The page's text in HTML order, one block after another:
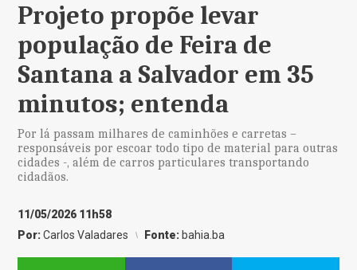
Projeto propõe levar
população de Feira de
Santana a Salvador em 35
minutos; entenda
Por lá passam milhares de caminhões e carretas –
responsáveis por escoar todo tipo de material para outras
cidades -, além de carros particulares transportando
cidadãos.
11/05/2026 11h58
Por:Carlos Valadares Fonte: bahia.ba